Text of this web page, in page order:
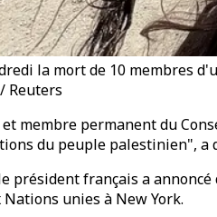
la mort de 10 membres
Reuters
membre permanent du
du peuple palestinien",
président français a
unies à New York.